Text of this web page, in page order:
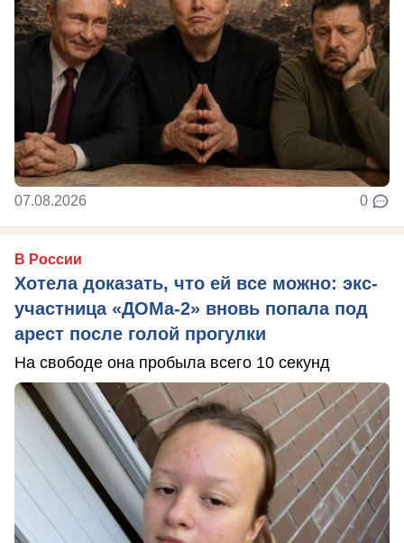
07.08.2026 0
В России
Хотела доказать, что ей все можно: экс-
участница «ДОМа-2» вновь попала под
арест после голой прогулки
На свободе она пробыла всего 10 секунд